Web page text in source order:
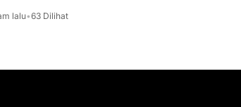
lalu•63 Dilihat